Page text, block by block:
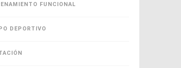
FUNCIONAL
DEPORTIVO